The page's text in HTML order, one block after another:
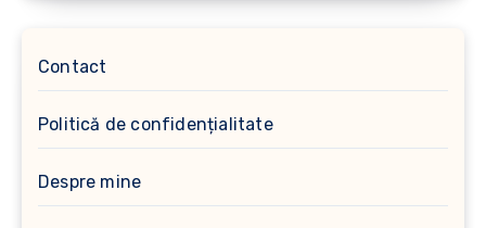
Contact
Politică de confidențialitate
Despre mine